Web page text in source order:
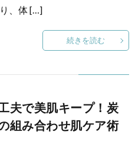
、体 […]
続きを読む
夫で美肌キープ！炭
組み合わせ肌ケア術